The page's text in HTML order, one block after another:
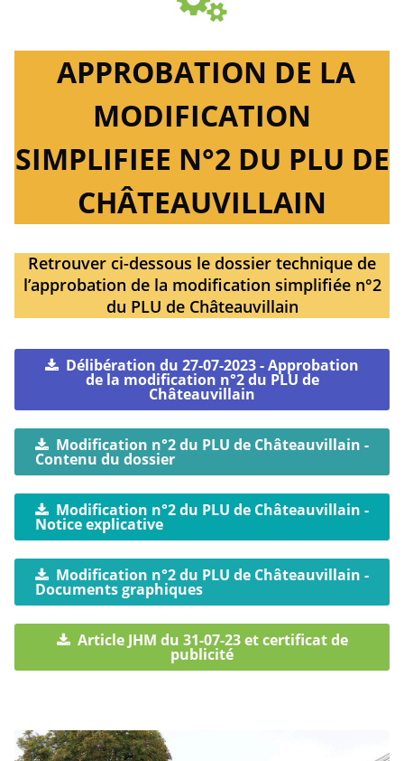
APPROBATION DE LA
MODIFICATION
SIMPLIFIEE N°2 DU PLU DE
CHÂTEAUVILLAIN
Retrouver ci-dessous le dossier technique de
l’approbation de la modification simplifiée n°2
du PLU de Châteauvillain
Délibération du 27-07-2023 - Approbation
de la modification n°2 du PLU de
Châteauvillain
Modification n°2 du PLU de Châteauvillain -
Contenu du dossier
Modification n°2 du PLU de Châteauvillain -
Notice explicative
Modification n°2 du PLU de Châteauvillain -
Documents graphiques
Article JHM du 31-07-23 et certificat de
publicité